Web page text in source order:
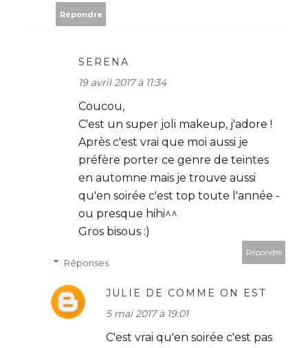
Répondre
SERENA
19 avril 2017 à 11:34
Coucou,
C'est un super joli makeup, j'adore !
Après c'est vrai que moi aussi je
préfère porter ce genre de teintes
en automne mais je trouve aussi
qu'en soirée c'est top toute l'année -
ou presque hihi^^
Gros bisous :)
Répondre
Réponses
JULIE DE COMME ON EST
5 mai 2017 à 19:01
C'est vrai qu'en soirée c'est pas